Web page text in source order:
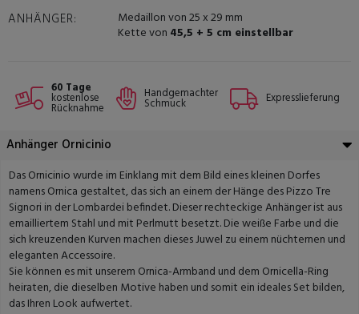
ANHÄNGER:
Medaillon von 25 x 29 mm
Kette von 45,5 + 5 cm einstellbar
60 Tage
kostenlose
Rücknahme
Handgemachter
Schmuck Expresslieferung
Anhänger Ornicinio
Das Ornicinio wurde im Einklang mit dem Bild eines kleinen Dorfes
namens Ornica gestaltet, das sich an einem der Hänge des Pizzo Tre
Signori in der Lombardei befindet. Dieser rechteckige Anhänger ist aus
emailliertem Stahl und mit Perlmutt besetzt. Die weiße Farbe und die
sich kreuzenden Kurven machen dieses Juwel zu einem nüchternen und
eleganten Accessoire.
Sie können es mit unserem Ornica-Armband und dem Ornicella-Ring
heiraten, die dieselben Motive haben und somit ein ideales Set bilden,
das Ihren Look aufwertet.